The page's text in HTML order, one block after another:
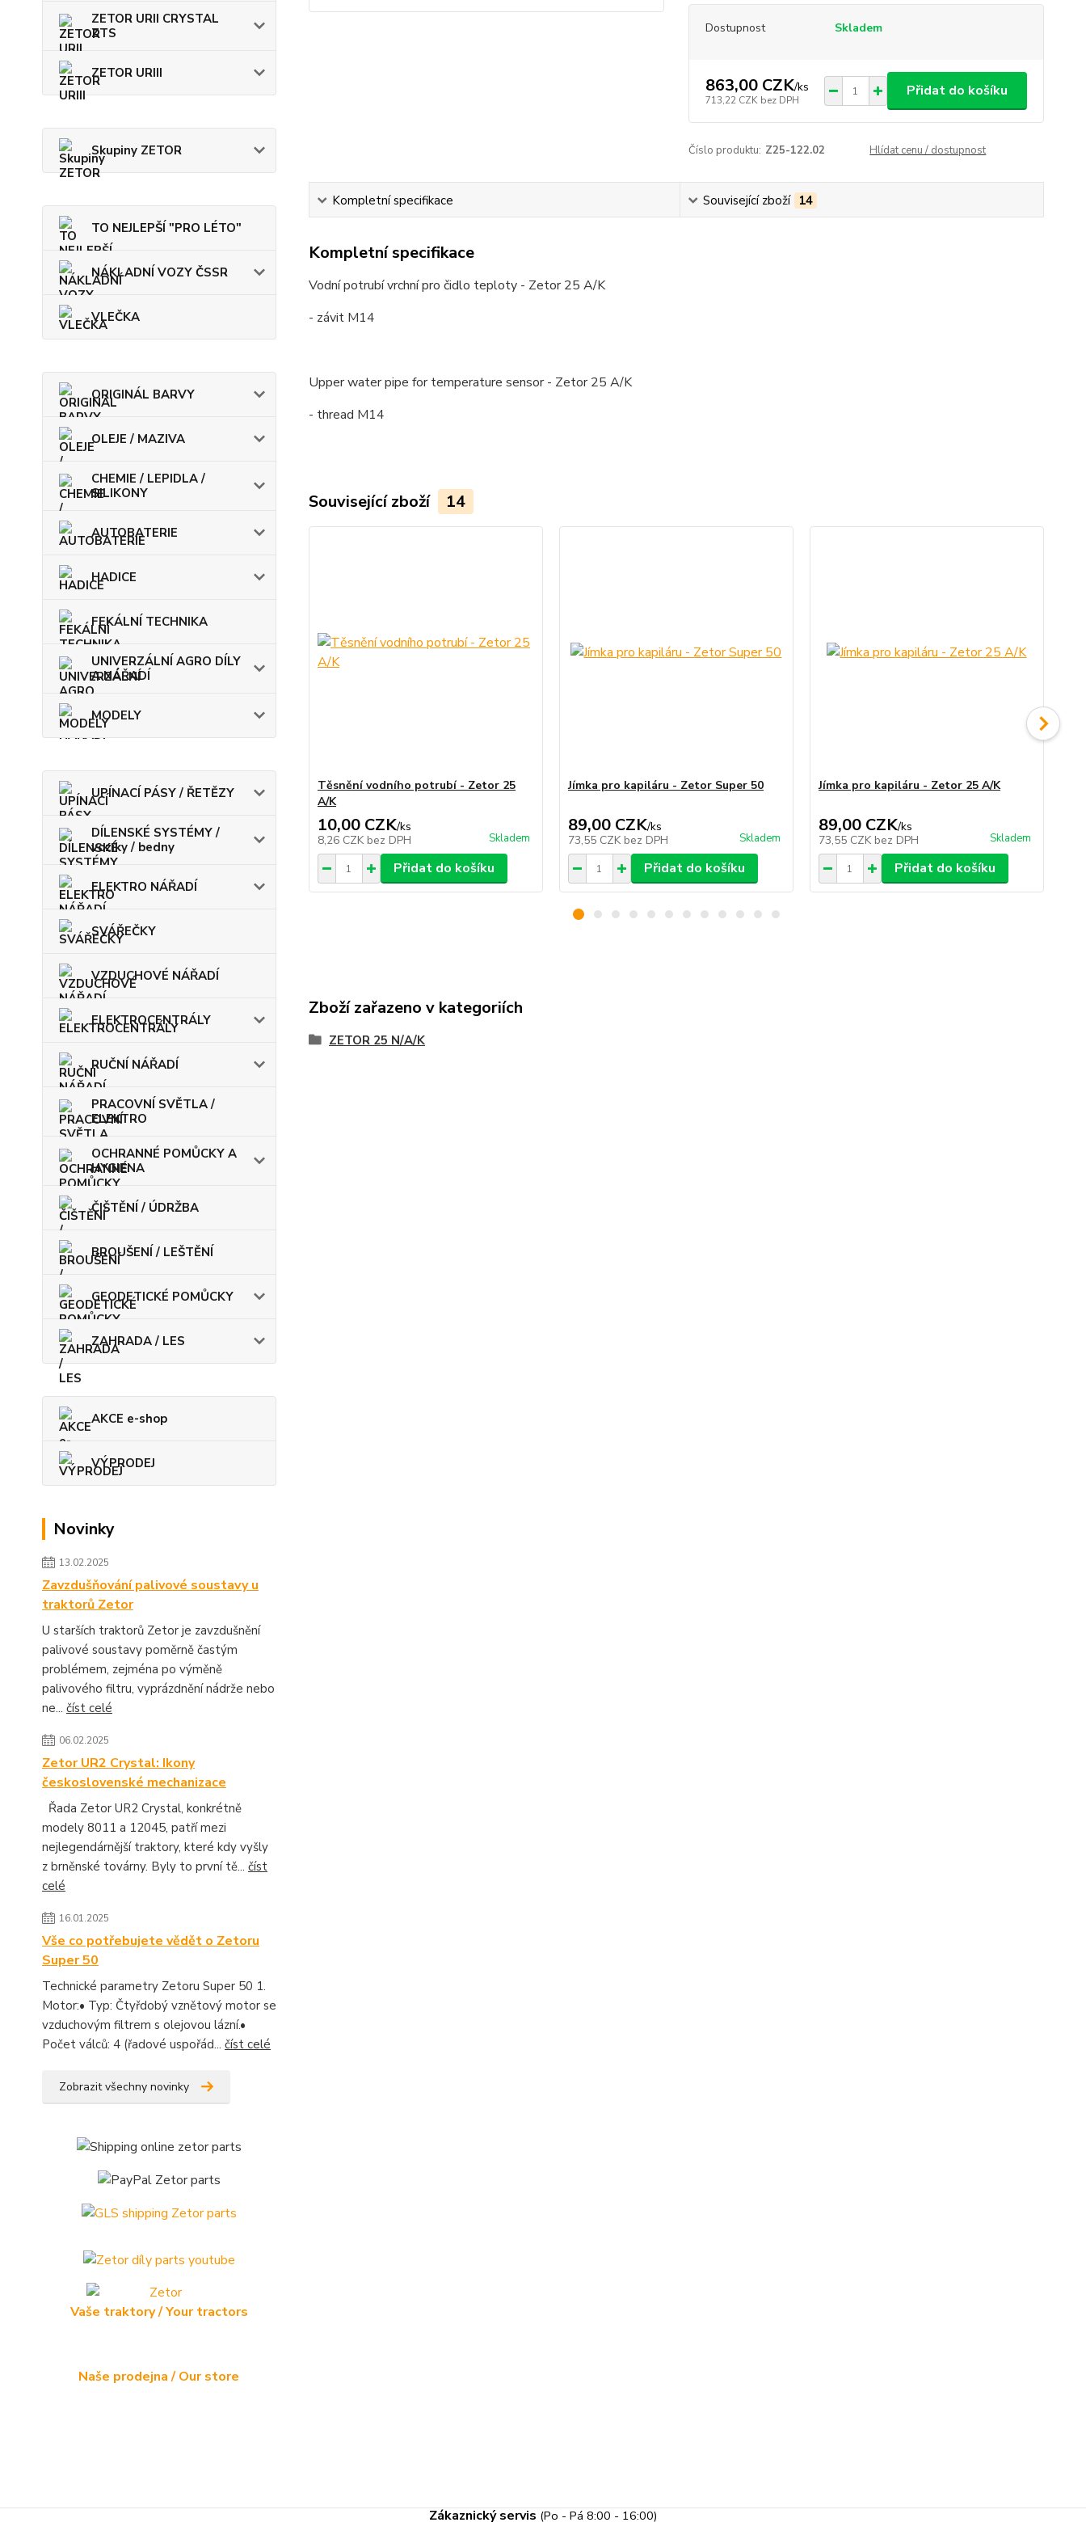
ZETOR URII CRYSTAL
ZTS
ZETOR URIII
Skupiny ZETOR
TO NEJLEPŠÍ "PRO LÉTO"
NÁKLADNÍ VOZY ČSSR
VLEČKA
ORIGINÁL BARVY
OLEJE / MAZIVA
CHEMIE / LEPIDLA /
SILIKONY
AUTOBATERIE
HADICE
FEKÁLNÍ TECHNIKA
UNIVERZÁLNÍ AGRO DÍLY
A NÁŘADÍ
MODELY
UPÍNACÍ PÁSY / ŘETĚZY
DÍLENSKÉ SYSTÉMY /
vozíky / bedny
ELEKTRO NÁŘADÍ
SVÁŘEČKY
VZDUCHOVÉ NÁŘADÍ
ELEKTROCENTRÁLY
RUČNÍ NÁŘADÍ
PRACOVNÍ SVĚTLA /
ELEKTRO
OCHRANNÉ POMŮCKY A
HYGIENA
ČIŠTĚNÍ / ÚDRŽBA
BROUŠENÍ / LEŠTĚNÍ
GEODETICKÉ POMŮCKY
ZAHRADA / LES
AKCE e-shop
VÝPRODEJ
Novinky
13.02.2025
Zavzdušňování palivové soustavy u
traktorů Zetor
U starších traktorů Zetor je zavzdušnění
palivové soustavy poměrně častým
problémem, zejména po výměně
palivového filtru, vyprázdnění nádrže nebo
ne... číst celé
06.02.2025
Zetor UR2 Crystal: Ikony
československé mechanizace
Řada Zetor UR2 Crystal, konkrétně
modely 8011 a 12045, patří mezi
nejlegendárnější traktory, které kdy vyšly
z brněnské továrny. Byly to první tě... číst
celé
16.01.2025
Vše co potřebujete vědět o Zetoru
Super 50
Technické parametry Zetoru Super 50 1.
Motor:• Typ: Čtyřdobý vznětový motor se
vzduchovým filtrem s olejovou lázní.•
Počet válců: 4 (řadové uspořád... číst celé
Zobrazit všechny novinky
Vaše traktory / Your tractors
Naše prodejna / Our store
Dostupnost Skladem
863,00 CZK/ks
713,22 CZK bez DPH
Přidat do košíku
Číslo produktu: Z25-122.02 Hlídat cenu / dostupnost
Kompletní specifikace Související zboží 14
Kompletní specifikace
Vodní potrubí vrchní pro čidlo teploty - Zetor 25 A/K
- závit M14
Upper water pipe for temperature sensor - Zetor 25 A/K
- thread M14
Související zboží 14
Těsnění vodního potrubí - Zetor 25
A/K
10,00 CZK/ks
8,26 CZK bez DPH Skladem
Přidat do košíku
Jímka pro kapiláru - Zetor Super 50
89,00 CZK/ks
73,55 CZK bez DPH Skladem
Přidat do košíku
Jímka pro kapiláru - Zetor 25 A/K
89,00 CZK/ks
73,55 CZK bez DPH Skladem
Přidat do košíku
Zboží zařazeno v kategoriích
ZETOR 25 N/A/K
Zákaznický servis (Po - Pá 8:00 - 16:00)